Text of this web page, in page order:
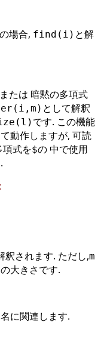
場合, find(i) と解
たは 暗黙の多項式
として解釈
です. この機能
動作しますが, 可読
式を$の 中で使用
釈されます. ただし,m
大きさです.
に関連します.